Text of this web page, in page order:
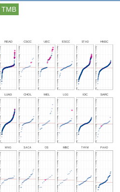
TMB